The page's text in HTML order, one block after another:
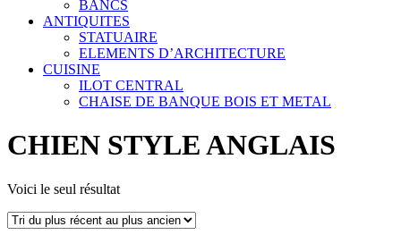
BANCS
ANTIQUITES
STATUAIRE
ELEMENTS D’ARCHITECTURE
CUISINE
ILOT CENTRAL
CHAISE DE BANQUE BOIS ET METAL
CHIEN STYLE ANGLAIS
Voici le seul résultat